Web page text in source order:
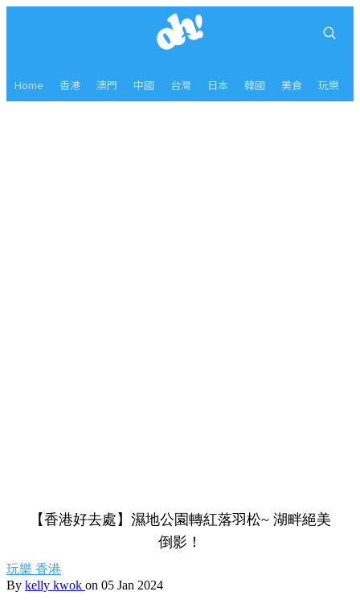
Home 香港 澳門 中國 台灣 日本 韓國 美食 玩樂
【香港好去處】濕地公園轉紅落羽松~ 湖畔絕美
倒影！
玩樂 香港
By kelly kwok on 05 Jan 2024